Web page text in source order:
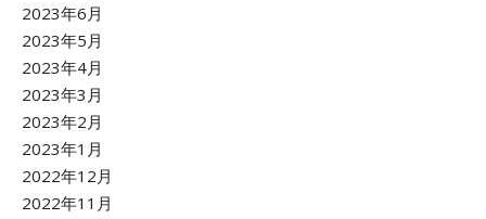
2023年6月
2023年5月
2023年4月
2023年3月
2023年2月
2023年1月
2022年12月
2022年11月